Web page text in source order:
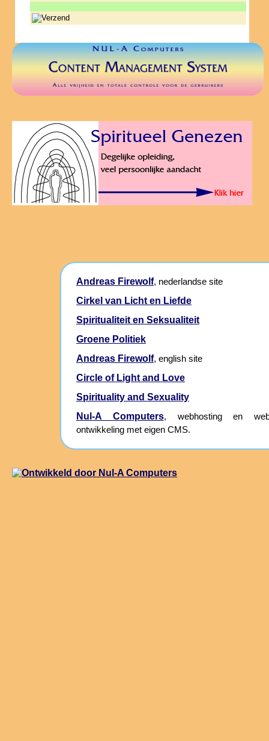
Andreas Firewolf, nederlandse site
Cirkel van Licht en Liefde
Spiritualiteit en Seksualiteit
Groene Politiek
Andreas Firewolf, english site
Circle of Light and Love
Spirituality and Sexuality
Nul-A Computers, webhosting en
ontwikkeling met eigen CMS.